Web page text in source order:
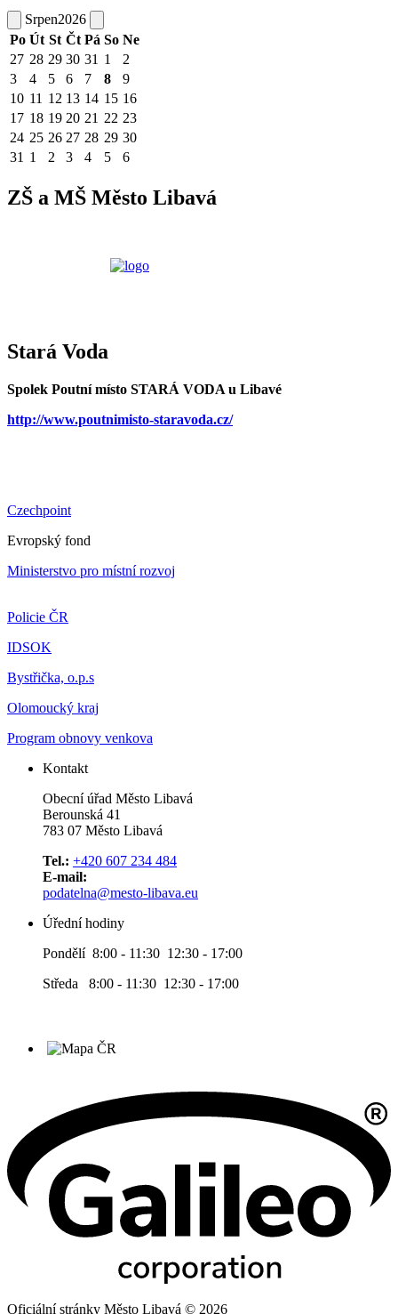
Srpen2026
Po Út St Čt Pá So Ne
27 28 29 30 31 1
2
3
4 5 6 7 8
9
10 11 12 13 14 15 16
17 18 19 20 21 22 23
24 25 26 27 28 29 30
31 1 2 3 4 5 6
ZŠ a MŠ Město Libavá
Stará Voda
Spolek Poutní místo STARÁ VODA u Libavé
http://www.poutnimisto-staravoda.cz/
Czechpoint
Evropský fond
Ministerstvo pro místní rozvoj
Policie ČR
IDSOK
Bystřička, o.p.s
Olomoucký kraj
Program obnovy venkova
Kontakt
Obecní úřad Město Libavá
Berounská 41
783 07 Město Libavá
Tel.: +420 607 234 484
E-mail:
podatelna@mesto-libava.eu
Úřední hodiny
Pondělí 8:00 - 11:30 12:30 - 17:00
Středa 8:00 - 11:30 12:30 - 17:00
Oficiální stránky Město Libavá © 2026